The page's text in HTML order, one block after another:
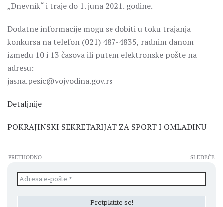
„Dnevnik“ i traje do 1. juna 2021. godine.
Dodatne informacije mogu se dobiti u toku trajanja
konkursa na telefon (021) 487-4835, radnim danom
između 10 i 13 časova ili putem elektronske pošte na
adresu:
jasna.pesic@vojvodina.gov.rs
Detaljnije
POKRAJINSKI SEKRETARIJAT ZA SPORT I OMLADINU
PRETHODNO SLEDEĆE